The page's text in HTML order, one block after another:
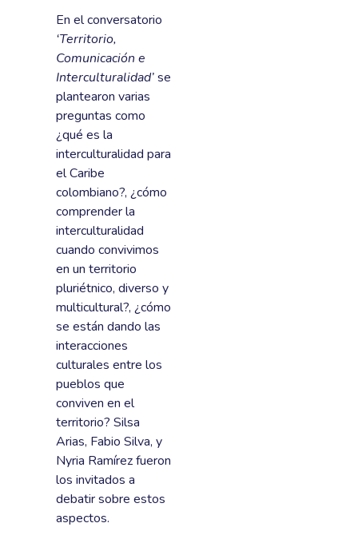
En el conversatorio
‘Territorio,
Comunicación e
Interculturalidad’se
plantearon varias
preguntas como
¿qué es la
interculturalidad para
el Caribe
colombiano?, ¿cómo
comprender la
interculturalidad
cuando convivimos
en un territorio
pluriétnico, diverso y
multicultural?, ¿cómo
se están dando las
interacciones
culturales entre los
pueblos que
conviven en el
territorio? Silsa
Arias, Fabio Silva, y
Nyria Ramírez fueron
los invitados a
debatir sobre estos
aspectos.